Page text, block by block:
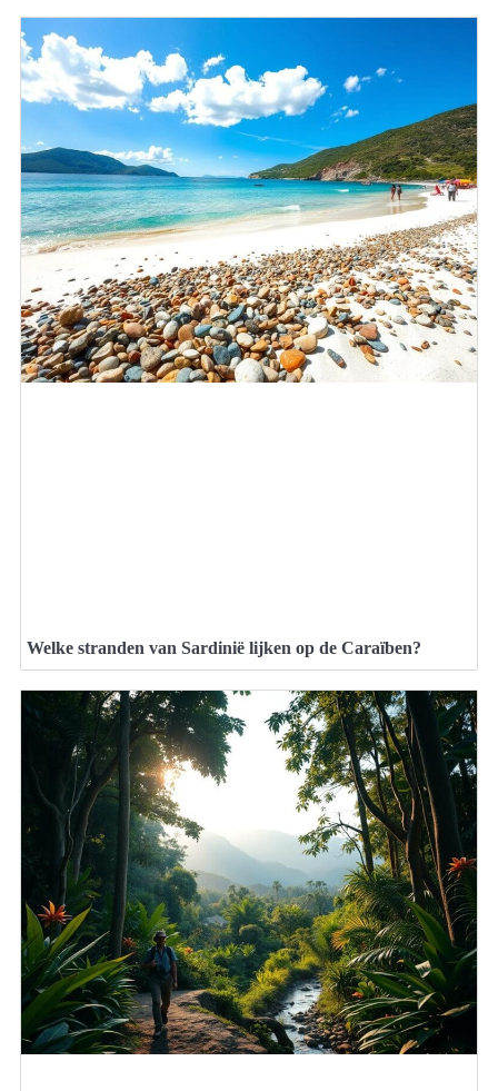
Welke stranden van Sardinië lijken op de Caraïben?